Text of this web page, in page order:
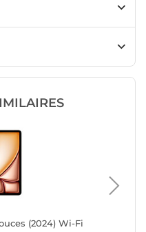
(2024) Wi-Fi